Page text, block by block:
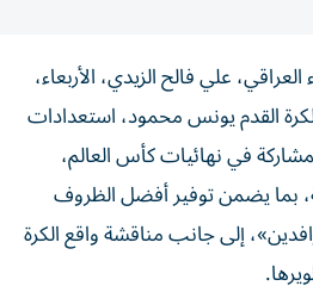
علي فالح الزيدي، الأربعاء،
القدم يونس محمود، استعدادات
في نهائيات كأس العالم،
بما يضمن توفير أفضل الظروف
إلى جانب مناقشة واقع الكرة